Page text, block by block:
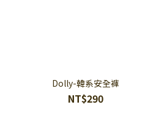
Dolly-韓系安全褲
NT$290